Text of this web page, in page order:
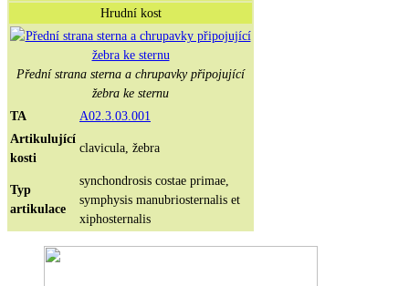
Hrudní kost
Přední strana sterna a chrupavky připojující
žebra ke sternu
TA
A02.3.03.001
Artikulující
kosti
clavicula, žebra
Typ
artikulace
synchondrosis costae primae,
symphysis manubriosternalis et
xiphosternalis